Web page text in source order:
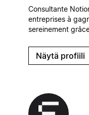
Consultante
entreprises à
sereinement
leur quotidien.
Näytä profiili